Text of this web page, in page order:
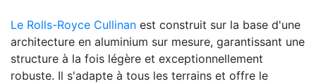
Le Rolls-Royce Cullinan est construit sur la base d'une
architecture en aluminium sur mesure, garantissant une
structure à la fois légère et exceptionnellement
robuste. Il s'adapte à tous les terrains et offre le